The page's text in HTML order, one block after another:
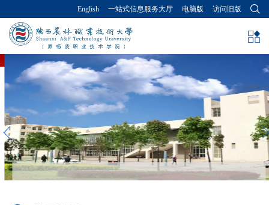
English 一站式信息服务大厅 电脑版 访问旧版